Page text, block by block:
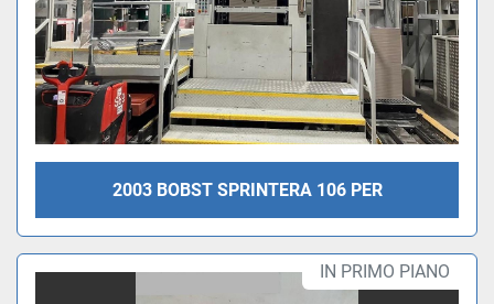
2003 BOBST SPRINTERA 106 PER
IN PRIMO PIANO